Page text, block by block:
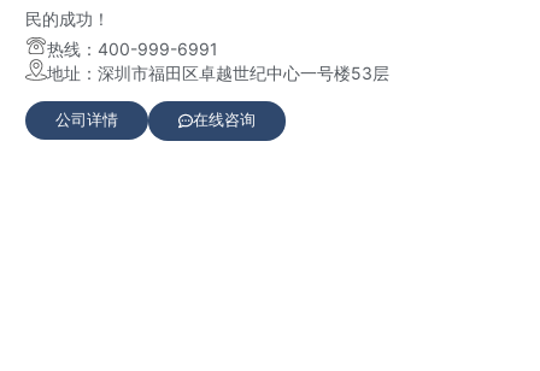
民的成功！
热线：400-999-6991
地址：深圳市福田区卓越世纪中心一号楼53层
公司详情 在线咨询